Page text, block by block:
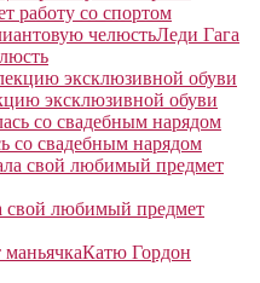
работу со спортом
Леди Гага
эксклюзивной обуви
со свадебным нарядом
свой любимый предмет
Катю Гордон